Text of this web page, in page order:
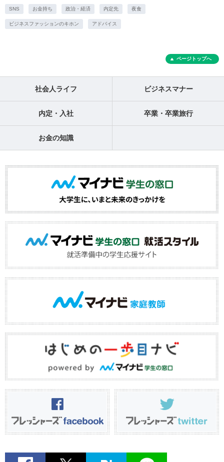
SNS お金持ち 政治・経済 内定先 夜食
ビジネスファッションのキホン アドバイス
ページトップへ
社会人ライフ ビジネスマナー
内定・入社 卒業・卒業旅行
お金の知識